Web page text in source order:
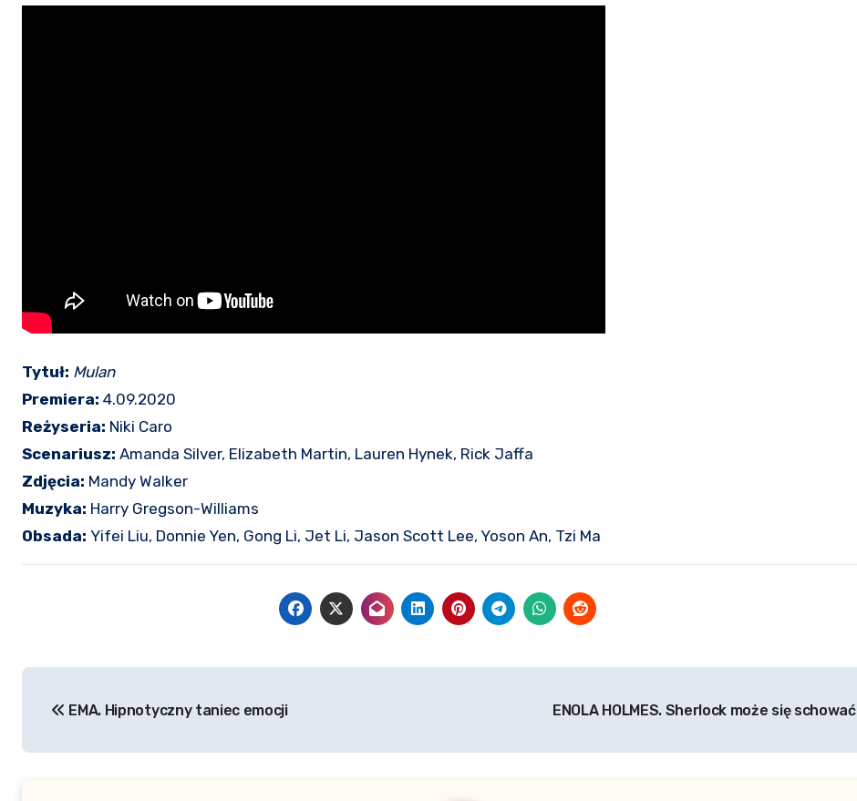
Tytuł: Mulan
Premiera: 4.09.2020
Reżyseria: Niki Caro
Scenariusz: Amanda Silver, Elizabeth Martin, Lauren Hynek, Rick Jaffa
Zdjęcia: Mandy Walker
Muzyka: Harry Gregson-Williams
Obsada: Yifei Liu, Donnie Yen, Gong Li, Jet Li, Jason Scott Lee, Yoson An, Tzi Ma
wpisuEMA. Hipnotyczny taniec emocji ENOLA HOLMES. Sherlock może się schować